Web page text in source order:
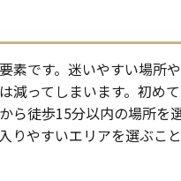
素です。迷いやすい場所
減ってしまいます。初め
ら徒歩15分以内の場所を
りやすいエリアを選ぶこ